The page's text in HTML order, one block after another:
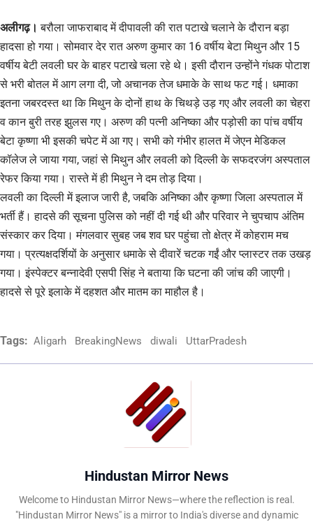
अलीगढ़।बरौला जाफराबाद में दीपावली की रात पटाखे चलाने के दौरान बड़ा
हादसा हो गया। सोमवार देर रात अरुण कुमार का 16 वर्षीय बेटा मिथुन और 15
वर्षीय बेटी लवली घर के बाहर पटाखे चला रहे थे। इसी दौरान उन्होंने गंधक पोटाश
से भरी बोतल में आग लगा दी, जो अचानक तेज धमाके के साथ फट गई। धमाका
इतना जबरदस्त था कि मिथुन के दोनों हाथ के चिथड़े उड़ गए और लवली का चेहरा
व कान बुरी तरह झुलस गए। अरुण की पत्नी अनिष्का और पड़ोसी का पांच वर्षीय
बेटा कृष्णा भी इसकी चपेट में आ गए। सभी को गंभीर हालत में जेएन मेडिकल
कॉलेज ले जाया गया, जहां से मिथुन और लवली को दिल्ली के सफदरजंग अस्पताल
रेफर किया गया। रास्ते में ही मिथुन ने दम तोड़ दिया।
लवली का दिल्ली में इलाज जारी है, जबकि अनिष्का और कृष्णा जिला अस्पताल में
भर्ती हैं। हादसे की सूचना पुलिस को नहीं दी गई थी और परिवार ने चुपचाप अंतिम
संस्कार कर दिया। मंगलवार सुबह जब शव घर पहुंचा तो क्षेत्र में कोहराम मच
गया। प्रत्यक्षदर्शियों के अनुसार धमाके से दीवारें चटक गईं और प्लास्टर तक उखड़
गया। इंस्पेक्टर बन्नादेवी एसपी सिंह ने बताया कि घटना की जांच की जाएगी।
हादसे से पूरे इलाके में दहशत और मातम का माहौल है।
Tags: Aligarh BreakingNews diwali UttarPradesh
Hindustan Mirror News
Welcome to Hindustan Mirror News—where the reflection is real.
"Hindustan Mirror News" is a mirror to India's diverse and dynamic